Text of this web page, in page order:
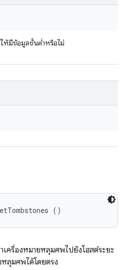
ห้มีข้อมูลขั้นต่ำหรือไม่
()
ครื่องหมายหลุมศพไปยังโฮสต์ระยะ
หลุมศพได้โดยตรง